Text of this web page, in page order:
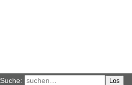
Suche: Los